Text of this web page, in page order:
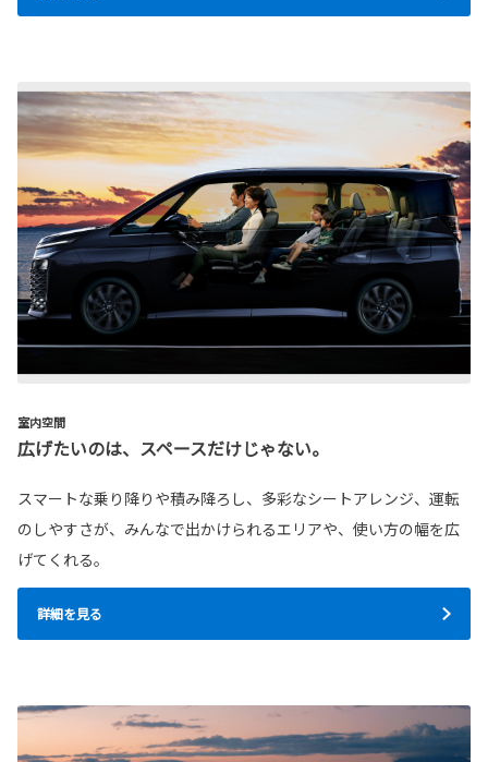
室内空間
広げたいのは、スペースだけじゃない。
スマートな乗り降りや積み降ろし、多彩なシートアレンジ、運転
のしやすさが、みんなで出かけられるエリアや、使い方の幅を広
げてくれる。
詳細を見る